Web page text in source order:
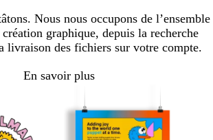
Nous nous occupons de l’ensemble
création graphique, depuis la recherche
livraison des fichiers sur votre compte.
En savoir plus